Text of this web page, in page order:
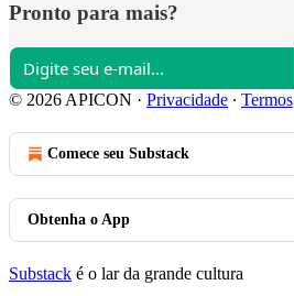
Pronto para mais?
© 2026 APICON · Privacidade ∙ Termos
Comece seu Substack
Obtenha o App
Substack é o lar da grande cultura